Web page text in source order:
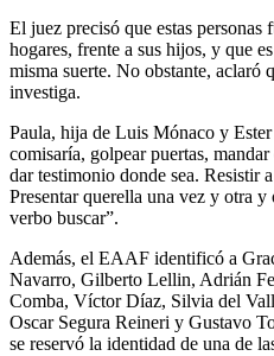
El juez precisó que estas personas
hogares, frente a sus hijos, y que
misma suerte. No obstante, aclaró
investiga.
Paula, hija de Luis Mónaco y
comisaría, golpear puertas,
dar testimonio donde sea. Resistir
Presentar querella una vez y otra
verbo buscar”.
Además, el EAAF identificó a
Navarro, Gilberto Lellin, Adrián
Comba, Víctor Díaz, Silvia del
Oscar Segura Reineri y Gustavo
se reservó la identidad de una de